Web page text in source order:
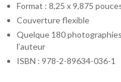
Format : 8,25 x 9,875
Couverture flexible
Quelque 180
l’auteur
ISBN : 978-2-89634-036-1